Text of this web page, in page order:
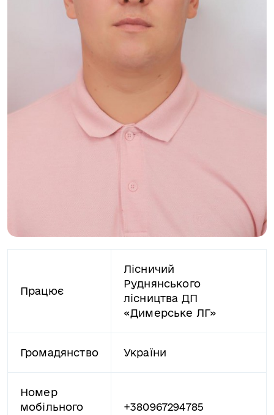
Працює
Лісничий
Руднянського
лісництва ДП
«Димерське ЛГ»
Громадянство України
Номер
мобільного
+380967294785